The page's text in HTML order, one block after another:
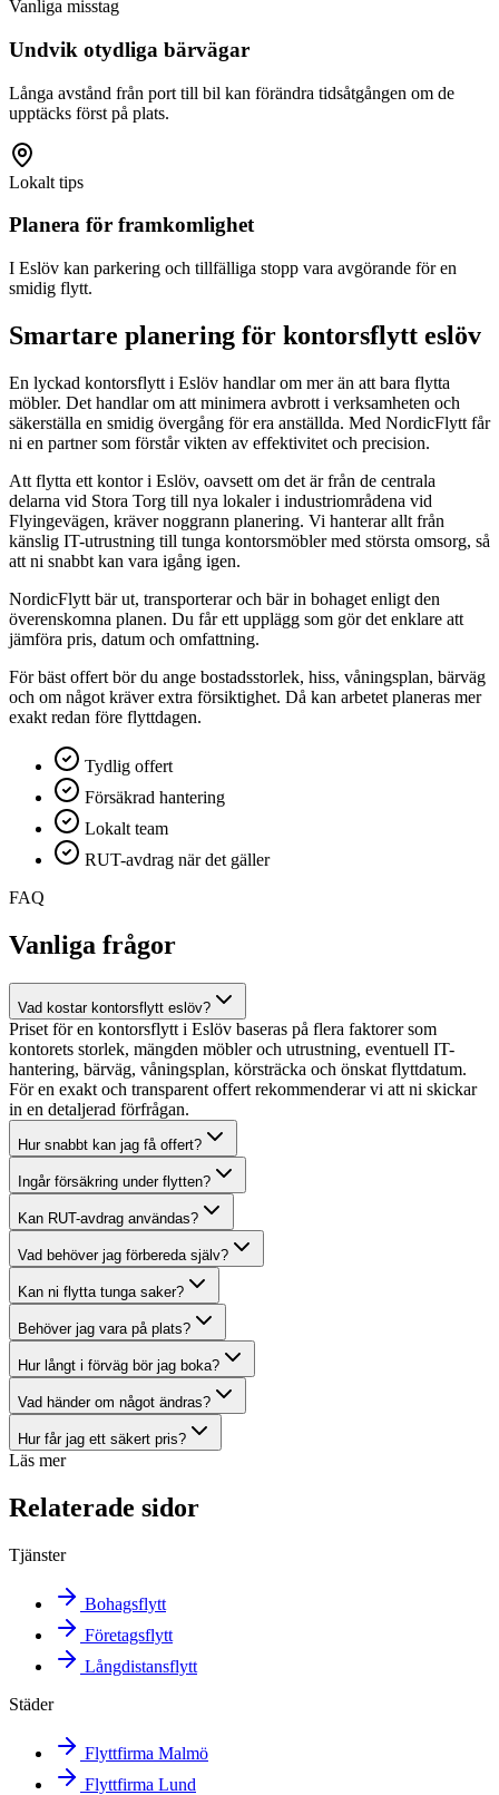
Vanliga misstag
Undvik otydliga bärvägar
Långa avstånd från port till bil kan förändra tidsåtgången om de
upptäcks först på plats.
Lokalt tips
Planera för framkomlighet
I Eslöv kan parkering och tillfälliga stopp vara avgörande för en
smidig flytt.
Smartare planering för kontorsflytt eslöv
En lyckad kontorsflytt i Eslöv handlar om mer än att bara flytta
möbler. Det handlar om att minimera avbrott i verksamheten och
säkerställa en smidig övergång för era anställda. Med NordicFlytt får
ni en partner som förstår vikten av effektivitet och precision.
Att flytta ett kontor i Eslöv, oavsett om det är från de centrala
delarna vid Stora Torg till nya lokaler i industriområdena vid
Flyingevägen, kräver noggrann planering. Vi hanterar allt från
känslig IT-utrustning till tunga kontorsmöbler med största omsorg, så
att ni snabbt kan vara igång igen.
NordicFlytt bär ut, transporterar och bär in bohaget enligt den
överenskomna planen. Du får ett upplägg som gör det enklare att
jämföra pris, datum och omfattning.
För bäst offert bör du ange bostadsstorlek, hiss, våningsplan, bärväg
och om något kräver extra försiktighet. Då kan arbetet planeras mer
exakt redan före flyttdagen.
Tydlig offert
Försäkrad hantering
Lokalt team
RUT-avdrag när det gäller
FAQ
Vanliga frågor
Vad kostar kontorsflytt eslöv?
Priset för en kontorsflytt i Eslöv baseras på flera faktorer som
kontorets storlek, mängden möbler och utrustning, eventuell IT-
hantering, bärväg, våningsplan, körsträcka och önskat flyttdatum.
För en exakt och transparent offert rekommenderar vi att ni skickar
in en detaljerad förfrågan.
Hur snabbt kan jag få offert?
Ingår försäkring under flytten?
Kan RUT-avdrag användas?
Vad behöver jag förbereda själv?
Kan ni flytta tunga saker?
Behöver jag vara på plats?
Hur långt i förväg bör jag boka?
Vad händer om något ändras?
Hur får jag ett säkert pris?
Läs mer
Relaterade sidor
Tjänster
Bohagsflytt
Företagsflytt
Långdistansflytt
Städer
Flyttfirma Malmö
Flyttfirma Lund